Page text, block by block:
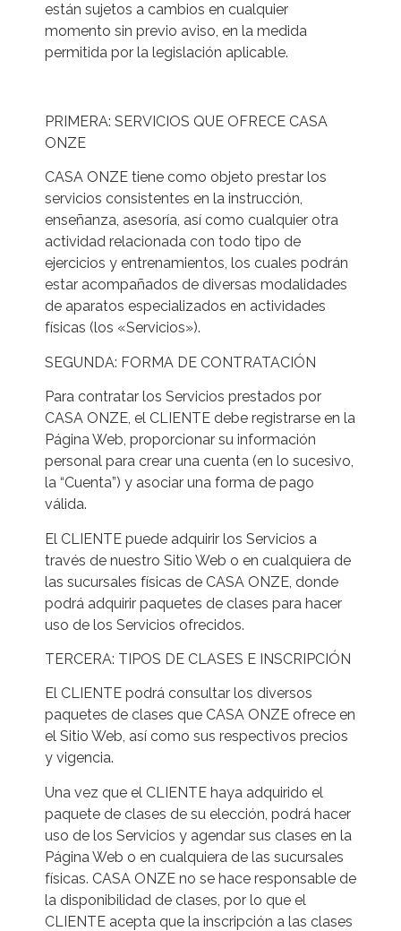
están sujetos a cambios en cualquier
momento sin previo aviso, en la medida
permitida por la legislación aplicable.
PRIMERA: SERVICIOS QUE OFRECE CASA
ONZE
CASA ONZE tiene como objeto prestar los
servicios consistentes en la instrucción,
enseñanza, asesoría, así como cualquier otra
actividad relacionada con todo tipo de
ejercicios y entrenamientos, los cuales podrán
estar acompañados de diversas modalidades
de aparatos especializados en actividades
físicas (los «Servicios»).
SEGUNDA: FORMA DE CONTRATACIÓN
Para contratar los Servicios prestados por
CASA ONZE, el CLIENTE debe registrarse en la
Página Web, proporcionar su información
personal para crear una cuenta (en lo sucesivo,
la “Cuenta”) y asociar una forma de pago
válida.
El CLIENTE puede adquirir los Servicios a
través de nuestro Sitio Web o en cualquiera de
las sucursales físicas de CASA ONZE, donde
podrá adquirir paquetes de clases para hacer
uso de los Servicios ofrecidos.
TERCERA: TIPOS DE CLASES E INSCRIPCIÓN
El CLIENTE podrá consultar los diversos
paquetes de clases que CASA ONZE ofrece en
el Sitio Web, así como sus respectivos precios
y vigencia.
Una vez que el CLIENTE haya adquirido el
paquete de clases de su elección, podrá hacer
uso de los Servicios y agendar sus clases en la
Página Web o en cualquiera de las sucursales
físicas. CASA ONZE no se hace responsable de
la disponibilidad de clases, por lo que el
CLIENTE acepta que la inscripción a las clases